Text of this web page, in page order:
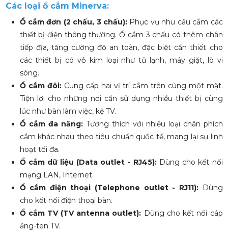
Các loại ổ cắm Minerva:
Ổ cắm đơn (2 chấu, 3 chấu): Phục vụ nhu cầu cắm các
thiết bị điện thông thường. Ổ cắm 3 chấu có thêm chân
tiếp địa, tăng cường độ an toàn, đặc biệt cần thiết cho
các thiết bị có vỏ kim loại như tủ lạnh, máy giặt, lò vi
sóng.
Ổ cắm đôi: Cung cấp hai vị trí cắm trên cùng một mặt.
Tiện lợi cho những nơi cần sử dụng nhiều thiết bị cùng
lúc như bàn làm việc, kệ TV.
Ổ cắm đa năng: Tương thích với nhiều loại chân phích
cắm khác nhau theo tiêu chuẩn quốc tế, mang lại sự linh
hoạt tối đa.
Ổ cắm dữ liệu (Data outlet - RJ45): Dùng cho kết nối
mạng LAN, Internet.
Ổ cắm điện thoại (Telephone outlet - RJ11): Dùng
cho kết nối điện thoại bàn.
Ổ cắm TV (TV antenna outlet): Dùng cho kết nối cáp
ăng-ten TV.